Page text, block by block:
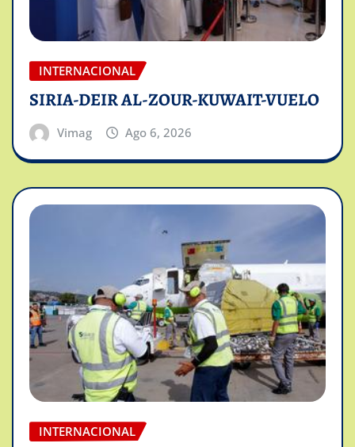
INTERNACIONAL
SIRIA-DEIR AL-ZOUR-KUWAIT-VUELO
Vimag Ago 6, 2026
INTERNACIONAL